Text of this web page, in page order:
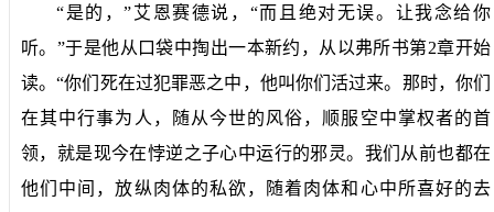
“是的，”艾恩赛德说，“而且绝对无误。让我念给你
听。”于是他从口袋中掏出一本新约，从以弗所书第2章开始
读。“你们死在过犯罪恶之中，他叫你们活过来。那时，你们
在其中行事为人，随从今世的风俗，顺服空中掌权者的首
领，就是现今在悖逆之子心中运行的邪灵。我们从前也都在
他们中间，放纵肉体的私欲，随着肉体和心中所喜好的去